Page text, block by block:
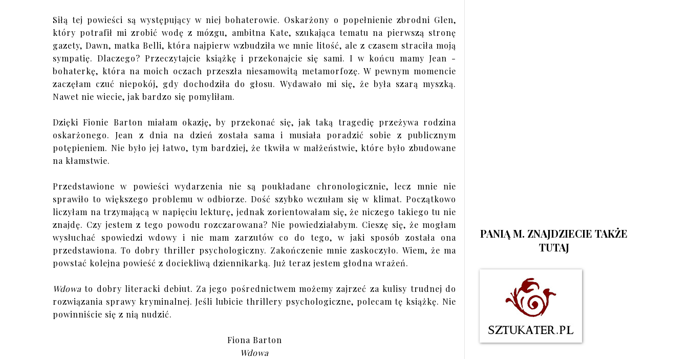
Siłą tej powieści są występujący w niej bohaterowie. Oskarżony o popełnienie zbrodni Glen,
który potrafił mi zrobić wodę z mózgu, ambitna Kate, szukająca tematu na pierwszą stronę
gazety, Dawn, matka Belli, która najpierw wzbudziła we mnie litość, ale z czasem straciła moją
sympatię. Dlaczego? Przeczytajcie książkę i przekonajcie się sami. I w końcu mamy Jean -
bohaterkę, która na moich oczach przeszła niesamowitą metamorfozę. W pewnym momencie
zaczęłam czuć niepokój, gdy dochodziła do głosu. Wydawało mi się, że była szarą myszką.
Nawet nie wiecie, jak bardzo się pomyliłam.
Dzięki Fionie Barton miałam okazję, by przekonać się, jak taką tragedię przeżywa rodzina
oskarżonego. Jean z dnia na dzień została sama i musiała poradzić sobie z publicznym
potępieniem. Nie było jej łatwo, tym bardziej, że tkwiła w małżeństwie, które było zbudowane
na kłamstwie.
Przedstawione w powieści wydarzenia nie są poukładane chronologicznie, lecz mnie nie
sprawiło to większego problemu w odbiorze. Dość szybko wczułam się w klimat. Początkowo
liczyłam na trzymającą w napięciu lekturę, jednak zorientowałam się, że niczego takiego tu nie
znajdę. Czy jestem z tego powodu rozczarowana? Nie powiedziałabym. Cieszę się, że mogłam
wysłuchać spowiedzi wdowy i nie mam zarzutów co do tego, w jaki sposób została ona
przedstawiona. To dobry thriller psychologiczny. Zakończenie mnie zaskoczyło. Wiem, że ma
powstać kolejna powieść z dociekliwą dziennikarką. Już teraz jestem głodna wrażeń.
Wdowato dobry literacki debiut. Za jego pośrednictwem możemy zajrzeć za kulisy trudnej do
rozwiązania sprawy kryminalnej. Jeśli lubicie thrillery psychologiczne, polecam tę książkę. Nie
powinniście się z nią nudzić.
Fiona Barton
Wdowa
PANIĄ M. ZNAJDZIECIE TAKŻE
TUTAJ